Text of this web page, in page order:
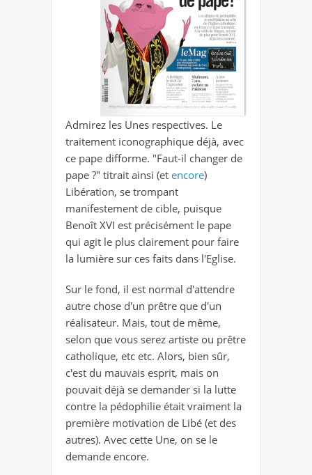
Admirez les Unes respectives. Le
traitement iconographique déjà, avec
ce pape difforme. "Faut-il changer de
pape ?" titrait ainsi (et encore)
Libération, se trompant
manifestement de cible, puisque
Benoît XVI est précisément le pape
qui agit le plus clairement pour faire
la lumière sur ces faits dans l'Eglise.
Sur le fond, il est normal d'attendre
autre chose d'un prêtre que d'un
réalisateur. Mais, tout de même,
selon que vous serez artiste ou prêtre
catholique, etc etc. Alors, bien sûr,
c'est du mauvais esprit, mais on
pouvait déjà se demander si la lutte
contre la pédophilie était vraiment la
première motivation de Libé (et des
autres). Avec cette Une, on se le
demande encore.